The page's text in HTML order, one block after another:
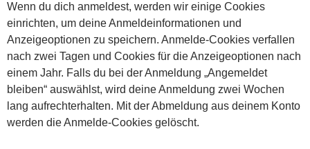
Wenn du dich anmeldest, werden wir einige Cookies
einrichten, um deine Anmeldeinformationen und
Anzeigeoptionen zu speichern. Anmelde-Cookies verfallen
nach zwei Tagen und Cookies für die Anzeigeoptionen nach
einem Jahr. Falls du bei der Anmeldung „Angemeldet
bleiben“ auswählst, wird deine Anmeldung zwei Wochen
lang aufrechterhalten. Mit der Abmeldung aus deinem Konto
werden die Anmelde-Cookies gelöscht.